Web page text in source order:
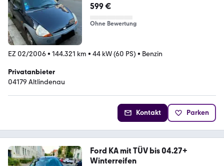
599 €
Ohne Bewertung
EZ 02/2006• 144.321 km • 44 kW (60 PS) • Benzin
Privatanbieter
04179 Altlindenau
Kontakt Parken
Ford KA mit TÜV bis 04.27+
Winterreifen